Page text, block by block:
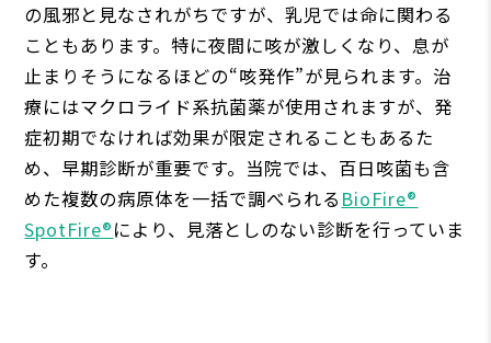
の風邪と見なされがちですが、乳児では命に関わる
こともあります。特に夜間に咳が激しくなり、息が
止まりそうになるほどの“咳発作”が見られます。治
療にはマクロライド系抗菌薬が使用されますが、発
症初期でなければ効果が限定されることもあるた
め、早期診断が重要です。当院では、百日咳菌も含
めた複数の病原体を一括で調べられる BioFire®
SpotFire®により、見落としのない診断を行っていま
す。